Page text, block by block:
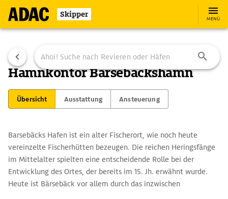
Skipper MENÜ
Hamnkontor Barsebäckshamn
Übersicht Ausstattung Ansteuerung
Barsebäcks Hafen ist ein alter Fischerort, wie noch heute
vereinzelte Fischerhütten bezeugen. Die reichen Heringsfänge
im Mittelalter spielten eine entscheidende Rolle bei der
Entwicklung des Ortes, der bereits im 15. Jh. erwähnt wurde.
Heute ist Bärsebäck vor allem durch das inzwischen